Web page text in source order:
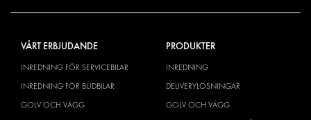
VÅRT ERBJUDANDE
INREDNING FÖR SERVICEBILAR
INREDNING FÖR BUDBILAR
GOLV OCH VÄGG
PRODUKTER
INREDNING
DELIVERYLÖSNINGAR
GOLV OCH VÄGG